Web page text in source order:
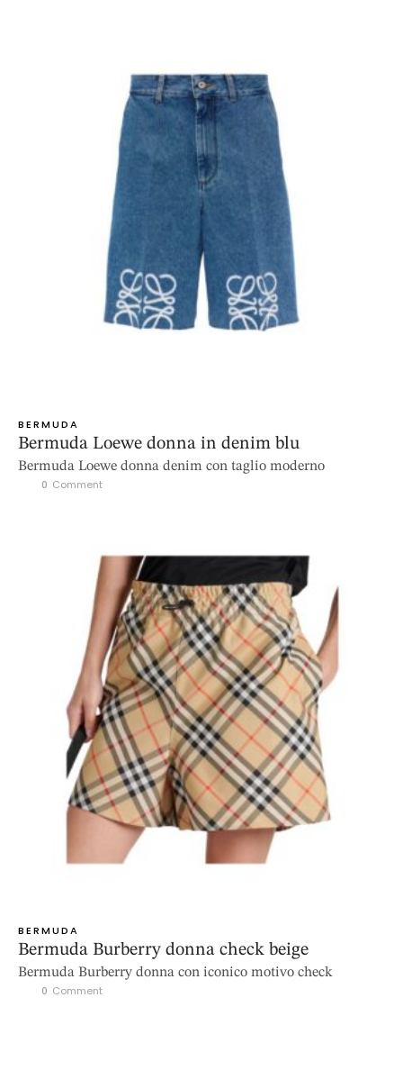
BERMUDA
Bermuda Loewe donna in denim blu
Bermuda Loewe donna denim con taglio moderno
0 Comment
BERMUDA
Bermuda Burberry donna check beige
Bermuda Burberry donna con iconico motivo check
0 Comment